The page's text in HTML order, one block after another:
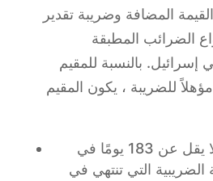
المضافة وضريبة تقدير
الضرائب المطبقة
إسرائيل. بالنسبة للمقيم
للضريبة ، يكون المقيم
يقضي الشخص ما لا يقل عن 183 يومًا في
الضريبية التي تنتهي في